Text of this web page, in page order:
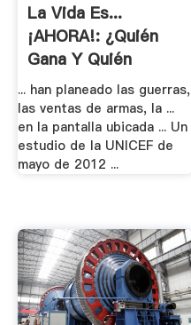
La Vida Es...
¡AHORA!: ¿Quién
Gana Y Quién
Pierde .
... han planeado las guerras,
las ventas de armas, la ...
en la pantalla ubicada ... Un
estudio de la UNICEF de
mayo de 2012 ...